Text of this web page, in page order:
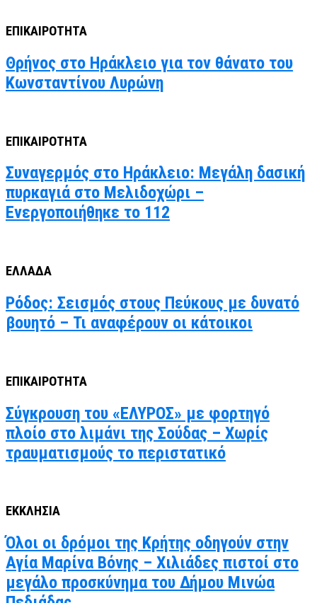
ΕΠΙΚΑΙΡΟΤΗΤΑ
Θρήνος στο Ηράκλειο για τον θάνατο του
Κωνσταντίνου Λυρώνη
ΕΠΙΚΑΙΡΟΤΗΤΑ
Συναγερμός στο Ηράκλειο: Μεγάλη δασική
πυρκαγιά στο Μελιδοχώρι –
Ενεργοποιήθηκε το 112
ΕΛΛΑΔΑ
Ρόδος: Σεισμός στους Πεύκους με δυνατό
βουητό – Τι αναφέρουν οι κάτοικοι
ΕΠΙΚΑΙΡΟΤΗΤΑ
Σύγκρουση του «ΕΛΥΡΟΣ» με φορτηγό
πλοίο στο λιμάνι της Σούδας – Χωρίς
τραυματισμούς το περιστατικό
ΕΚΚΛΗΣΙΑ
Όλοι οι δρόμοι της Κρήτης οδηγούν στην
Αγία Μαρίνα Βόνης – Χιλιάδες πιστοί στο
μεγάλο προσκύνημα του Δήμου Μινώα